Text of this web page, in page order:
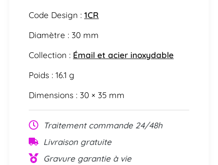
Code Design : 1CR
Diamètre : 30 mm
Collection : Émail et acier inoxydable
Poids : 16.1 g
Dimensions : 30 × 35 mm
Traitement commande 24/48h
Livraison gratuite
Gravure garantie à vie